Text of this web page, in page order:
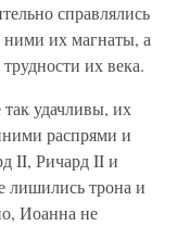
справлялись
ними их магнаты, а
их века.
удачливы, их
распрями и
II, Ричард II и
лишились трона и
Иоанна не